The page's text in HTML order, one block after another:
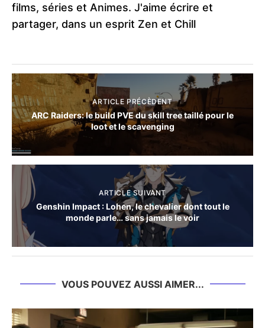
films, séries et Animes. J'aime écrire et
partager, dans un esprit Zen et Chill
ARTICLE PRÉCÈDENT
ARC Raiders: le build PVE du skill tree taillé pour le
loot et le scavenging
ARTICLE SUIVANT
Genshin Impact : Lohen, le chevalier dont tout le
monde parle… sans jamais le voir
VOUS POUVEZ AUSSI AIMER...